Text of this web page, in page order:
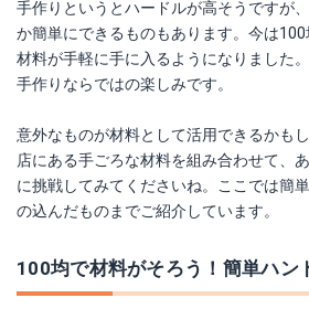
手作りというとハードルが高そうですが
か簡単にできるものもあります。今は
材料が手軽に手に入るようになりました
手作りならではの楽しみです。
意外なものが材料として活用できるかも
店にある手ごろな材料を組み合わせて、
に挑戦してみてくださいね。ここでは簡
の込んだものまでご紹介しています。
100均で材料がそろう！簡単ハン